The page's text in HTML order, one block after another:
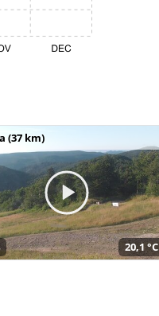
(37 km)
20,1 °C